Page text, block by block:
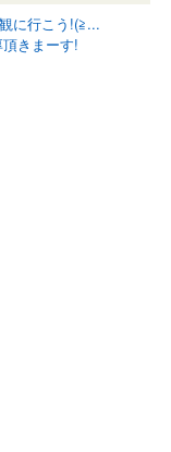
に行こう!(≧...
きまーす!